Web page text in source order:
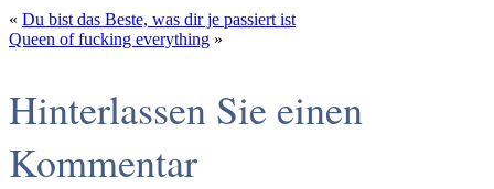
« Du bist das Beste, was dir je passiert ist
Queen of fucking everything »
Hinterlassen Sie einen
Kommentar